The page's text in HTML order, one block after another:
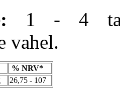
1 - 4
vahel.
% NRV*
26,75 - 107